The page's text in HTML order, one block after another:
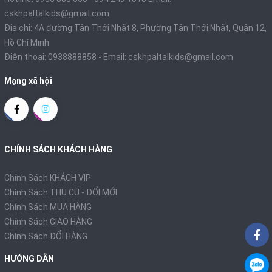
cskhpaltalkids@gmail.com
Địa chỉ: 4A đường Tân Thới Nhất 8, Phường Tân Thới Nhất, Quận 12,
Hồ Chí Minh
Điện thoại: 0938888858 - Email: cskhpaltalkids@gmail.com
Mạng xã hội
CHÍNH SÁCH KHÁCH HÀNG
Chính Sách KHÁCH VIP
Chính Sách THU CŨ - ĐỔI MỚI
Chính Sách MUA HÀNG
Chính Sách GIAO HÀNG
Chính Sách ĐỔI HÀNG
HƯỚNG DẪN